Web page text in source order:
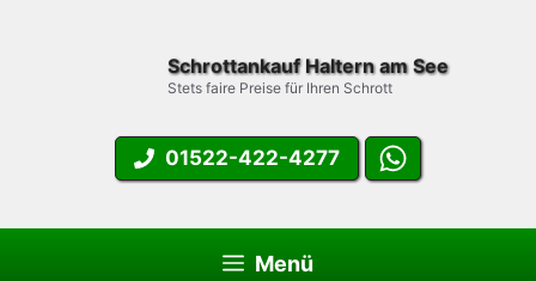
Schrottankauf Haltern am See
Stets faire Preise für Ihren Schrott
01522-422-4277
Menü